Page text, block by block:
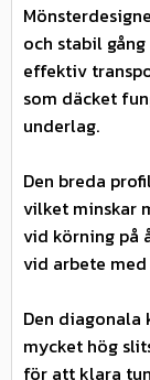
och stabil
effektiv
som däcket
underlag.
Den breda
vilket minskar
vid körning på
vid arbete
Den diagonala
mycket hög
för att klara